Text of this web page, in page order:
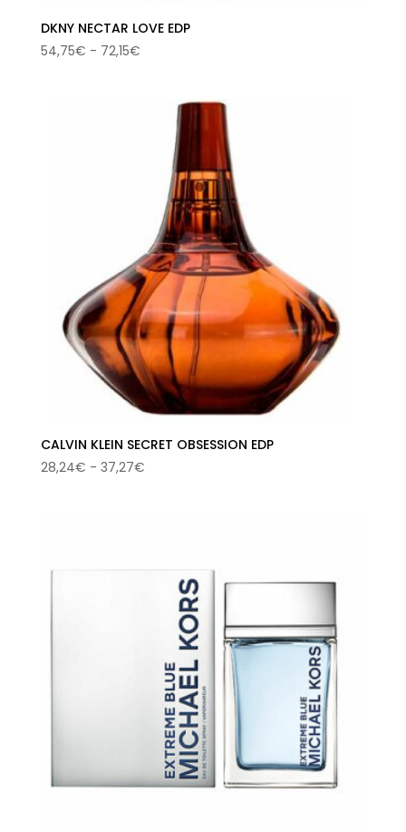
DKNY NECTAR LOVE EDP
54,75€ - 72,15€Rango
desde
54,75€
hasta
72,15€
CALVIN KLEIN SECRET OBSESSION EDP
28,24€ - 37,27€Rango
37,27€